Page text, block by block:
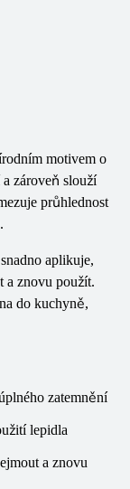
motivem o
zároveň slouží
průhlednost
aplikuje,
a znovu použít.
do kuchyně,
zatemnění
lepidla
a znovu